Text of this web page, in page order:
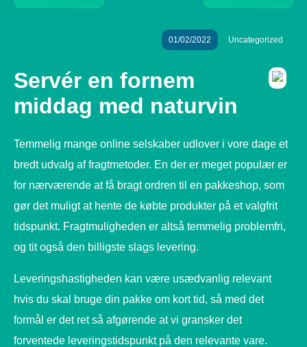
01/02/2022 Uncategorized
Servér en fornem
middag med naturvin
Temmelig mange online selskaber udlover i vore dage et
bredt udvalg af fragtmetoder. En der er meget populær er
for nærværende at få bragt ordren til en pakkeshop, som
gør det muligt at hente de købte produkter på et valgfrit
tidspunkt. Fragtmuligheden er altså temmelig problemfri,
og tit også den billigste slags levering.
Leveringshastigheden kan være usædvanlig relevant
hvis du skal bruge din pakke om kort tid, så med det
formål er det ret så afgørende at vi gransker det
forventede leveringstidspunkt på den relevante vare.